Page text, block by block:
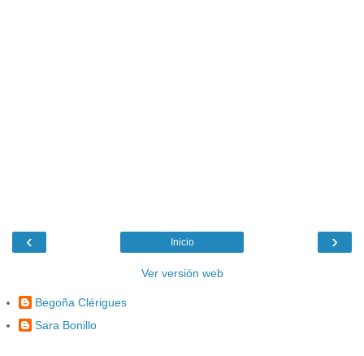
‹ ›
Inicio
Ver versión web
Begoña Clérigues
Sara Bonillo